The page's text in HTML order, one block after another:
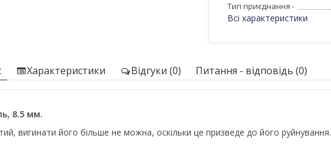
Тип приєднання -
Всі характеристики
Характеристики Відгуки (0) Питання - відповідь (0)
8.5 мм.
вигинати його більше не можна, оскільки це призведе до його руйнування.